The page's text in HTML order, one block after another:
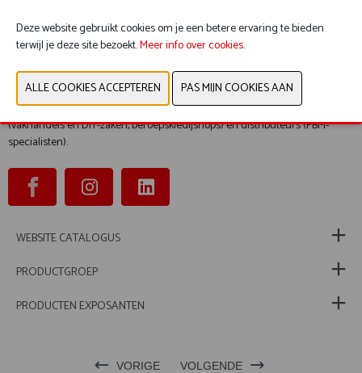
Sundström: Ademhalingsbescherming
Cederroth: Medische hulpmiddelen
Bij elk van deze merken ligt de nadruk op kwaliteit, duurzaamheid en
comfort. Deze merken zijn enkel verkrijgbaar via onze partners
(vakhandels en DIY-zaken, beroepskledijshops) en distributeurs (PBM-
specialisten).
WEBSITE CATALOGUS
PRODUCTGROEP
PRODUCTEN EXPOSANTEN
VORIGE VOLGENDE
Deze website gebruikt cookies om je een betere ervaring te bieden
terwijl je deze site bezoekt.Meer info over cookies.